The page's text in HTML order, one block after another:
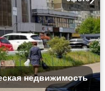
недвижимость